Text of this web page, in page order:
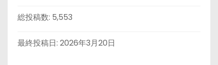
総投稿数: 5,553
最終投稿日: 2026年3月20日